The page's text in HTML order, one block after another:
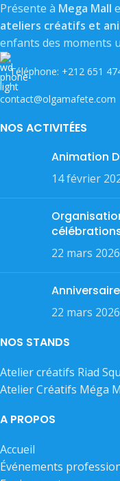
Présente à Mega Mall
ateliers créatifs et
enfants des moments
Téléphone: +212 651
contact@olgamafete.com
NOS ACTIVITÉES
Animation
14 février
22 mars 2026
22 mars 2026
NOS STANDS
Atelier créatifs Riad
Atelier Créatifs Méga
A PROPOS
Accueil
Événements